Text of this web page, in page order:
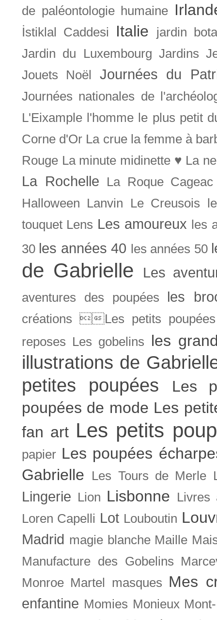
de paléontologie humaine
İstiklal Caddesi Italie
jardin
Jardin du Luxembourg Jardins
Jouets Noël
Journées du
Journées nationales de
L'Eixample l'homme le plus petit
Corne d'Or La crue la femme à
Rouge La minute midinette ♥ La
La Rochelle
La Roque Cageac
Halloween
Lanvin Le Creusois
touquet Lens Les amoureux les
30 les années 40 les années 50
de Gabrielle Les
aventures des poupées les
créations Les petits
reposes Les gobelins les
illustrations de
petites poupées
Les
poupées de mode Les
fan art Les petits
papier Les poupées
Gabrielle
Les Tours de Merle
Lingerie Lion Lisbonne
Livres
Loren Capelli Lot Louboutin
Madrid magie blanche Maille
Manufacture des Gobelins
Monroe Martel masques Mes
enfantine Momies Monieux